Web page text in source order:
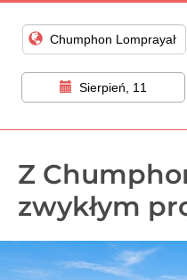
Sierpień, 11
Z
zwykłym